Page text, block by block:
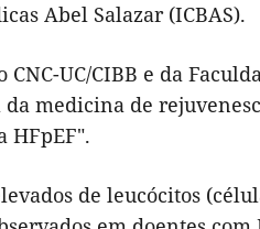
Abel Salazar (ICBAS).
UC/CIBB e da
medicina de
HFpEF".
de leucócitos